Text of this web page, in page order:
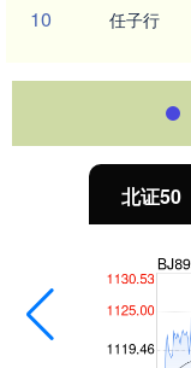
10 任子行
北证50